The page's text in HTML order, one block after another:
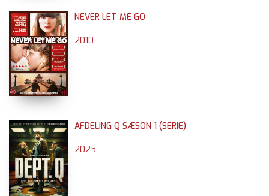
NEVER LET ME GO
2010
AFDELING Q SÆSON 1 (SERIE)
2025